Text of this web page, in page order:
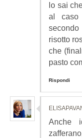
lo sai
al
risotto
che
pasto
Rispondi
Anche